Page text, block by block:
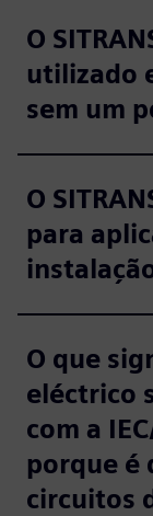
O
utilizado
sem um
O
para
O que
eléctrico
com a
porque é
circuitos